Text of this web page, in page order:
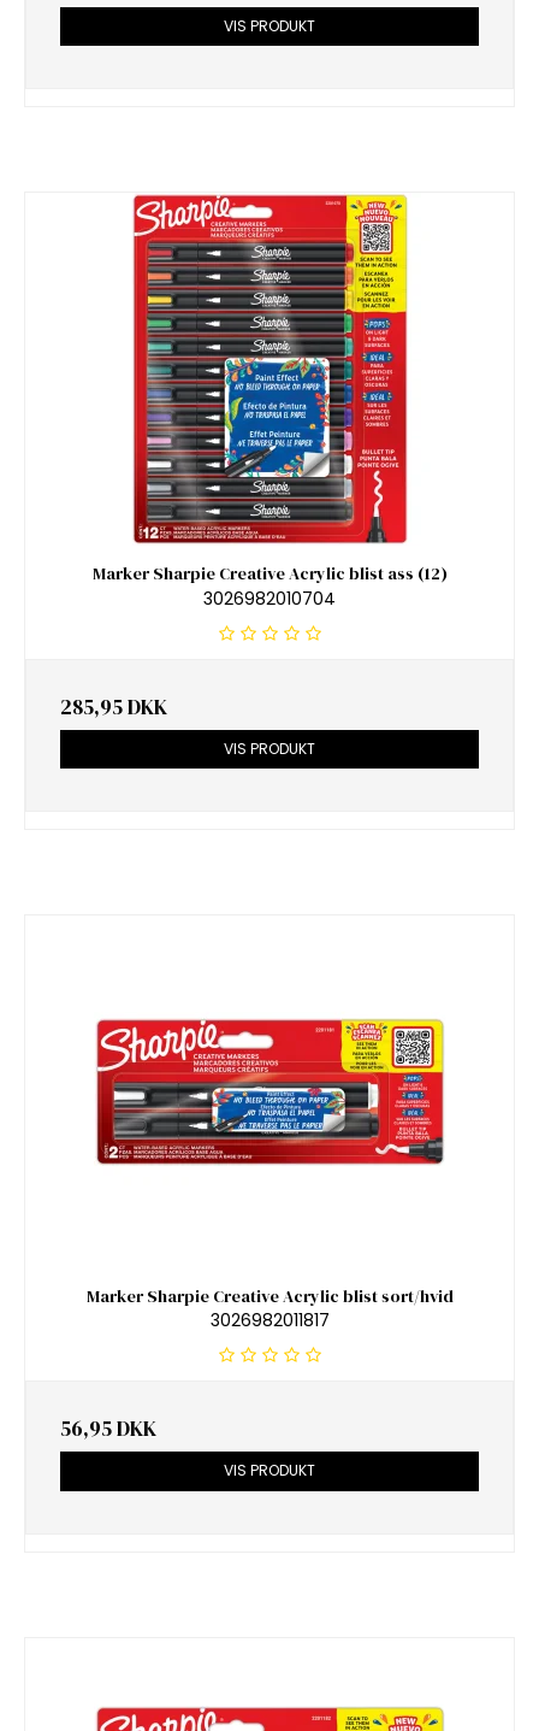
VIS PRODUKT
Marker Sharpie Creative Acrylic blist ass (12)
3026982010704
285,95 DKK
VIS PRODUKT
Marker Sharpie Creative Acrylic blist sort/hvid
3026982011817
56,95 DKK
VIS PRODUKT